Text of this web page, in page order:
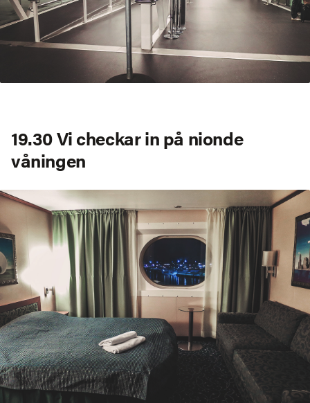
19.30 Vi checkar in på nionde
våningen